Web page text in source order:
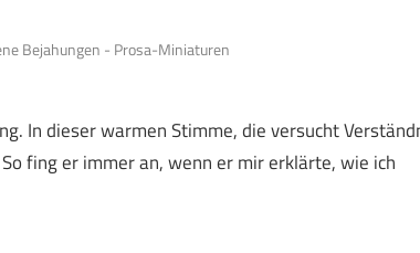
Bejahungen - Prosa-Miniaturen
In dieser warmen Stimme, die versucht
fing er immer an, wenn er mir erklärte, wie ich